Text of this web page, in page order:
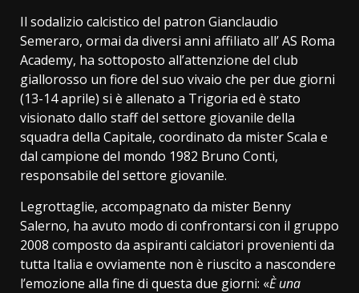
Il sodalizio calcistico del patron Gianclaudio
Semeraro, ormai da diversi anni affiliato all’ AS Roma
Academy, ha sottoposto all’attenzione del club
giallorosso un fiore del suo vivaio che per due giorni
(13-14 aprile) si è allenato a Trigoria ed è stato
visionato dallo staff del settore giovanile della
squadra della Capitale, coordinato da mister Scala e
dal campione del mondo 1982 Bruno Conti,
responsabile del settore giovanile.
Legrottaglie, accompagnato da mister Benny
Salerno, ha avuto modo di confrontarsi con il gruppo
2008 composto da aspiranti calciatori provenienti da
tutta Italia e ovviamente non è riuscito a nascondere
l’emozione alla fine di questa due giorni: «È una